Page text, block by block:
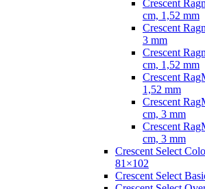
Crescent
cm, 1,52 mm
Crescent
3 mm
Crescent
cm, 1,52 mm
Crescent
1,52 mm
Crescent
cm, 3 mm
Crescent
cm, 3 mm
Crescent Select
81×102
Crescent Select